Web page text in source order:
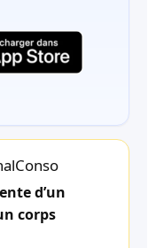
d’un
corps